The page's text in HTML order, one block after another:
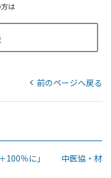
は
前のページへ戻る
＋100％に」 中医協・材